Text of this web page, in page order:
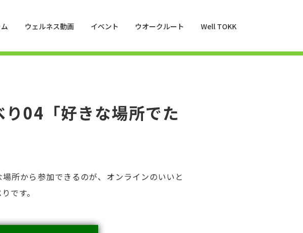
ウェルネス動画 イベント ウオークルート Well TOKK
り04「好きな場所でた
所から参加できるのが、オンラインのいいと
です。